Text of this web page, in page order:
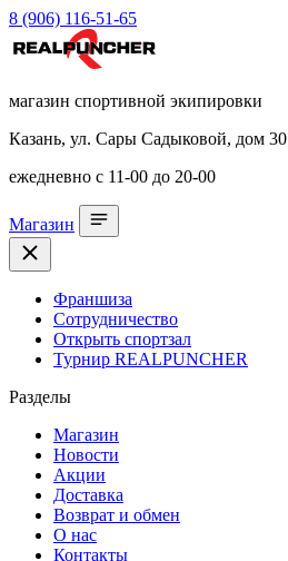
8 (906) 116-51-65
магазин спортивной экипировки
Казань, ул. Сары Садыковой, дом 30
ежедневно с 11-00 до 20-00
Магазин
Франшиза
Сотрудничество
Открыть спортзал
Турнир REALPUNCHER
Разделы
Магазин
Новости
Акции
Доставка
Возврат и обмен
О нас
Контакты